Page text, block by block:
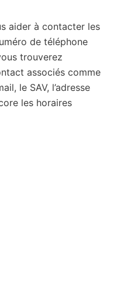
aider à contacter les
de téléphone
trouverez
associés comme
le SAV, l’adresse
les horaires